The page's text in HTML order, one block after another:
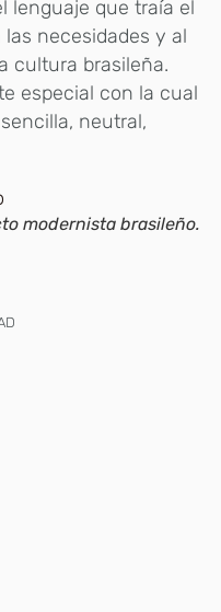
lenguaje que traía el
necesidades y al
cultura brasileña.
especial con la cual
neutral,
modernista brasileño.